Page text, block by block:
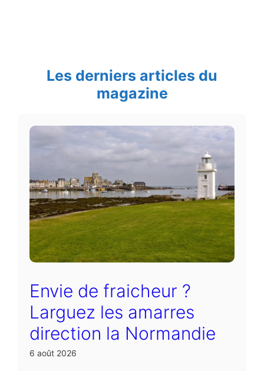
Les derniers articles du
magazine
Envie de fraicheur ?
Larguez les amarres
direction la Normandie
6 août 2026